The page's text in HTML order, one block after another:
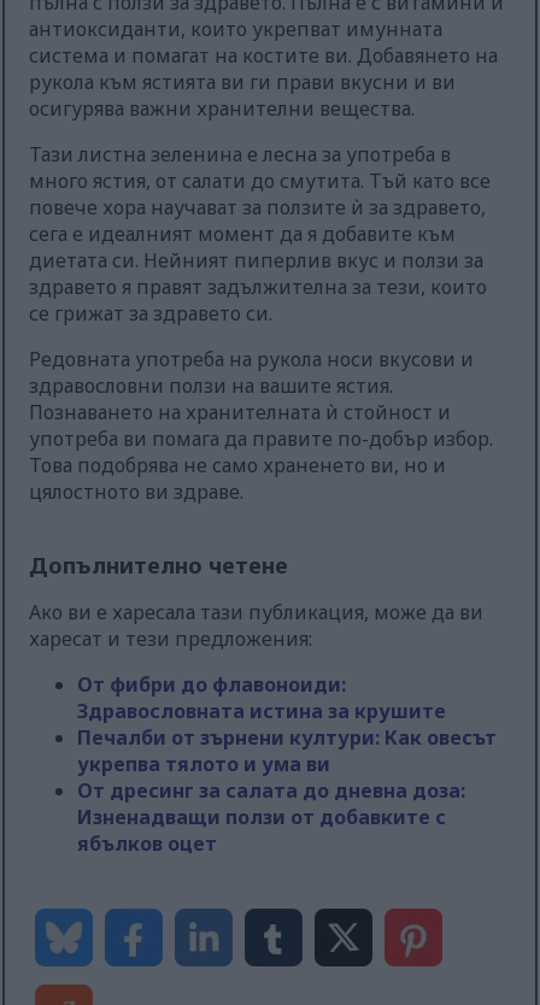
антиоксиданти, които укрепват имунната
система и помагат на костите ви. Добавянето на
рукола към ястията ви ги прави вкусни и ви
осигурява важни хранителни вещества.
Тази листна зеленина е лесна за употреба в
много ястия, от салати до смутита. Тъй като все
повече хора научават за ползите ѝ за здравето,
сега е идеалният момент да я добавите към
диетата си. Нейният пиперлив вкус и ползи за
здравето я правят задължителна за тези, които
се грижат за здравето си.
Редовната употреба на рукола носи вкусови и
здравословни ползи на вашите ястия.
Познаването на хранителната ѝ стойност и
употреба ви помага да правите по-добър избор.
Това подобрява не само храненето ви, но и
цялостното ви здраве.
Допълнително четене
Ако ви е харесала тази публикация, може да ви
харесат и тези предложения:
От фибри до флавоноиди:
Здравословната истина за крушите
Печалби от зърнени култури: Как овесът
укрепва тялото и ума ви
От дресинг за салата до дневна доза:
Изненадващи ползи от добавките с
ябълков оцет